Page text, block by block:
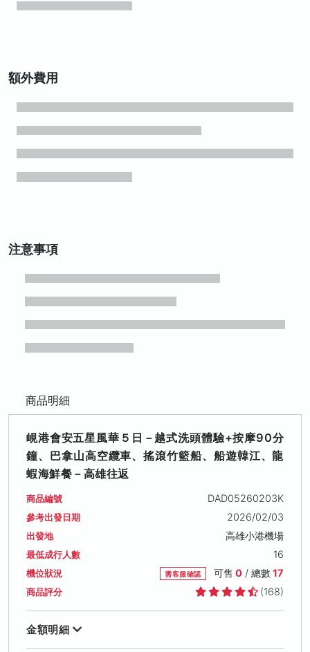
額外費用
注意事項
商品明細
峴港會安五星風華５⽇－越式洗頭體驗+按摩90分
鐘、巴拿⼭⾼空纜⾞、搖滾竹籃船、船遊韓江、龍
蝦海鮮餐－高雄往返
商品編號 DAD05260203K
參考出發日期 2026/02/03
出發地 高雄小港機場
最低成行人數 16
機位狀況 需客服確認 可售 0/ 總數17
商品評分 (168)
金額明細